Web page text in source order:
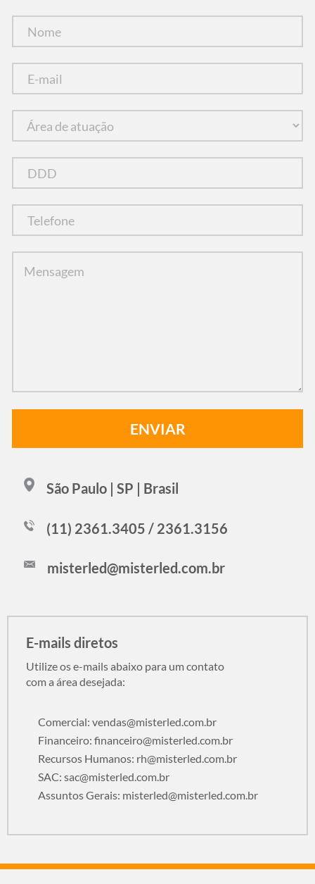
São Paulo | SP | Brasil
(11) 2361.3405 / 2361.3156
misterled@misterled.com.br
E-mails diretos
Utilize os e-mails abaixo para um contato
com a área desejada:
Comercial: vendas@misterled.com.br
Financeiro: financeiro@misterled.com.br
Recursos Humanos: rh@misterled.com.br
SAC: sac@misterled.com.br
Assuntos Gerais: misterled@misterled.com.br